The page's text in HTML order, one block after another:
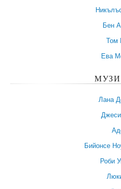
Бен
Том
Ева
Лана
Бийонсе
Роби